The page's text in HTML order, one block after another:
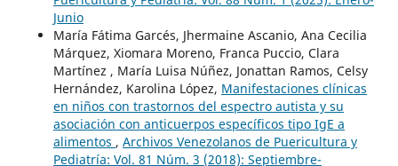
Junio
María Fátima Garcés, Jhermaine Ascanio, Ana Cecilia
Márquez, Xiomara Moreno, Franca Puccio, Clara
Martínez , María Luisa Núñez, Jonattan Ramos, Celsy
Hernández, Karolina López, Manifestaciones clínicas
en niños con trastornos del espectro autista y su
asociación con anticuerpos específicos tipo IgE a
alimentos , Archivos Venezolanos de Puericultura y
Pediatría: Vol. 81 Núm. 3 (2018): Septiembre-